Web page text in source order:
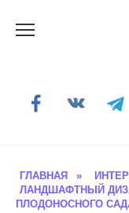
ГЛАВНАЯ »
ЛАНДШАФТНЫЙ
ПЛОДОНОСНОГО